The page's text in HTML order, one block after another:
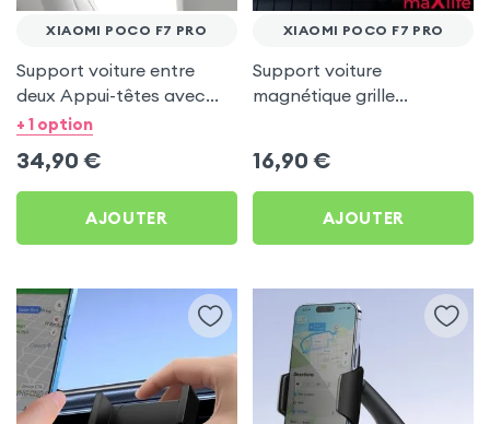
XIAOMI POCO F7 PRO
Support voiture entre
deux Appui-têtes avec
Tête rotative à 360° pour
+ 1 option
34,90 €
AJOUTER
XIAOMI POCO F7 PRO
Support voiture
magnétique grille
16,90 €
AJOUTER